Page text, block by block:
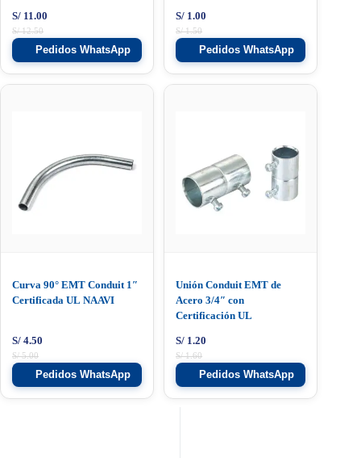
S/12.50
S/ 11.00
Pedidos WhatsApp
S/1.50
S/ 1.00
Pedidos WhatsApp
Curva 90° EMT Conduit 1″
Certificada UL NAAVI
S/5.00
S/ 4.50
Pedidos WhatsApp
Unión Conduit EMT de
Acero 3/4″ con
Certificación UL
S/1.60
S/ 1.20
Pedidos WhatsApp